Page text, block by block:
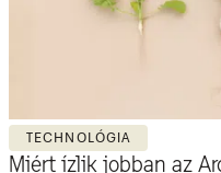
TECHNOLÓGIA
Miért ízlik jobban az